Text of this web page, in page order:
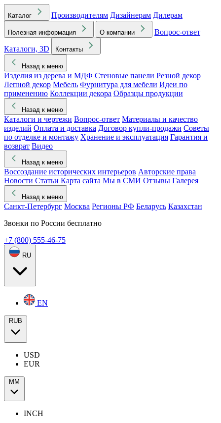
Каталог Производителям Дизайнерам Дилерам
Полезная информация О компании
Вопрос-ответ
Каталоги, 3D
Контакты
Назад к меню
Изделия из дерева и МДФ Стеновые панели Резной декор
Лепной декор Мебель Фурнитура для мебели Идеи по
применению Коллекции декора Образцы продукции
Назад к меню
Каталоги и чертежи Вопрос-ответ Материалы и качество
изделий Оплата и доставка Договор купли-продажи Советы
по отделке и монтажу Хранение и эксплуатация Гарантия и
возврат Видео
Назад к меню
Воссоздание исторических интерьеров Авторские права
Новости Статьи Карта сайта Мы в СМИ Отзывы Галерея
Назад к меню
Санкт-Петербург Москва Регионы РФ Беларусь Казахстан
Звонки по России бесплатно
+7 (800) 555-46-75
RU
EN
RUB
USD
EUR
ММ
INCH